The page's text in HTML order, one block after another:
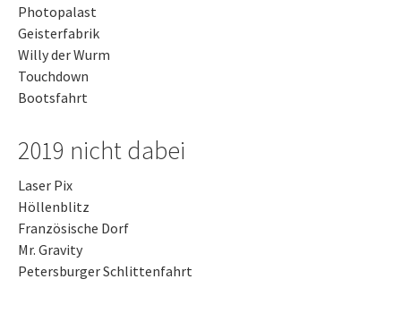
Photopalast
Geisterfabrik
Willy der Wurm
Touchdown
Bootsfahrt
2019 nicht dabei
Laser Pix
Höllenblitz
Französische Dorf
Mr. Gravity
Petersburger Schlittenfahrt